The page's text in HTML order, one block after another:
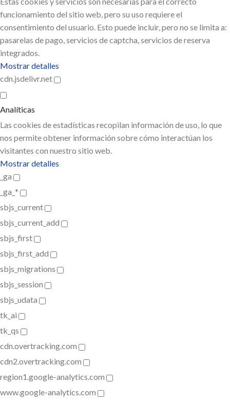
funcionamiento del sitio web, pero su uso requiere el
consentimiento del usuario. Esto puede incluir, pero no se limita a:
pasarelas de pago, servicios de captcha, servicios de reserva
integrados.
Mostrar detalles
cdn.jsdelivr.net
Analíticas
Las cookies de estadísticas recopilan información de uso, lo que
nos permite obtener información sobre cómo interactúan los
visitantes con nuestro sitio web.
Mostrar detalles
_ga
_ga_*
sbjs_current
sbjs_current_add
sbjs_first
sbjs_first_add
sbjs_migrations
sbjs_session
sbjs_udata
tk_ai
tk_qs
cdn.overtracking.com
cdn2.overtracking.com
region1.google-analytics.com
www.google-analytics.com